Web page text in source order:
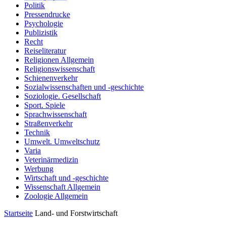
Politik
Pressendrucke
Psychologie
Publizistik
Recht
Reiseliteratur
Religionen Allgemein
Religionswissenschaft
Schienenverkehr
Sozialwissenschaften und -geschichte
Soziologie. Gesellschaft
Sport. Spiele
Sprachwissenschaft
Straßenverkehr
Technik
Umwelt. Umweltschutz
Varia
Veterinärmedizin
Werbung
Wirtschaft und -geschichte
Wissenschaft Allgemein
Zoologie Allgemein
Startseite Land- und Forstwirtschaft